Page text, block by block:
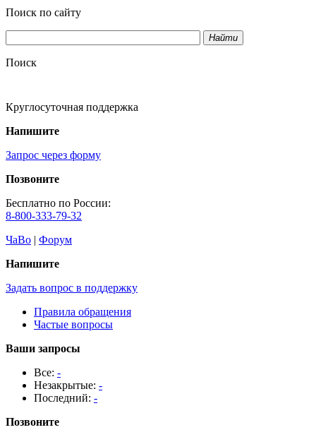
Поиск по сайту
Найти
Поиск
Круглосуточная поддержка
Напишите
Запрос через форму
Позвоните
Бесплатно по России:
8-800-333-79-32
ЧаВо | Форум
Напишите
Задать вопрос в поддержку
Правила обращения
Частые вопросы
Ваши запросы
Все: -
Незакрытые: -
Последний: -
Позвоните